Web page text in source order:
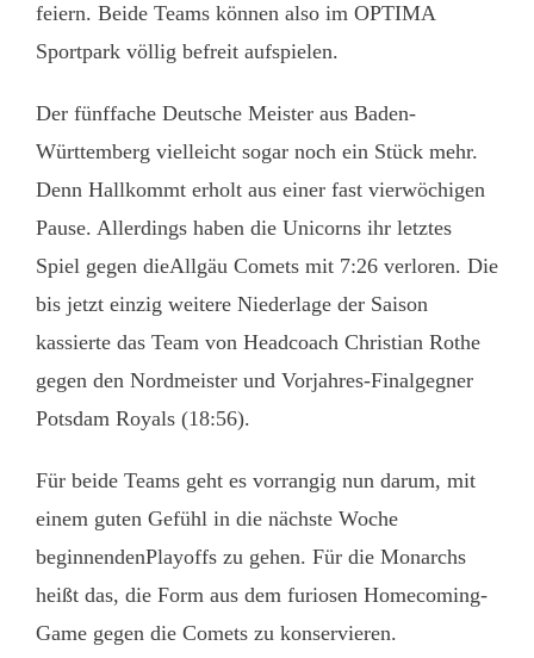
feiern. Beide Teams können also im OPTIMA
Sportpark völlig befreit aufspielen.
Der fünffache Deutsche Meister aus Baden-
Württemberg vielleicht sogar noch ein Stück mehr.
Denn Hallkommt erholt aus einer fast vierwöchigen
Pause. Allerdings haben die Unicorns ihr letztes
Spiel gegen dieAllgäu Comets mit 7:26 verloren. Die
bis jetzt einzig weitere Niederlage der Saison
kassierte das Team von Headcoach Christian Rothe
gegen den Nordmeister und Vorjahres-Finalgegner
Potsdam Royals (18:56).
Für beide Teams geht es vorrangig nun darum, mit
einem guten Gefühl in die nächste Woche
beginnendenPlayoffs zu gehen. Für die Monarchs
heißt das, die Form aus dem furiosen Homecoming-
Game gegen die Comets zu konservieren.